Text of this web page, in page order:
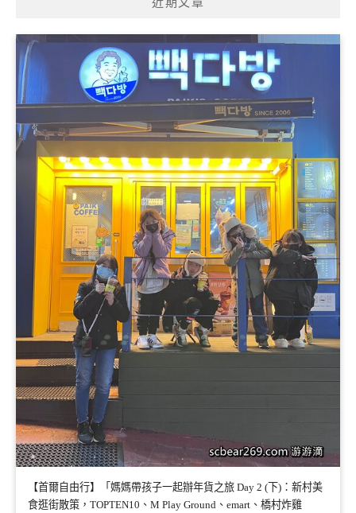
【首爾自由行】「媽媽帶孩子一起辦年貨之旅 Day 2 (下)：新村美
食逛街散策，TOPTEN10、M Play Ground、emart、橋村炸雞